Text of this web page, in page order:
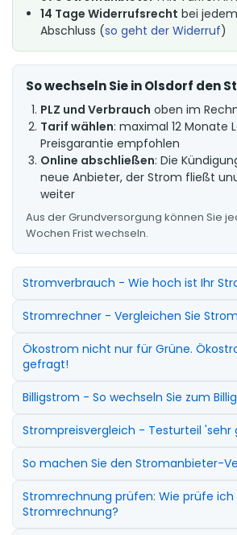
14 Tage Widerrufsrecht bei
Abschluss (so geht der Widerruf)
So wechseln Sie in Olsdorf den
PLZ und Verbrauch oben im
Tarif wählen: maximal 12 Monate
Preisgarantie empfohlen
Online abschließen: Die
neue Anbieter, der Strom fließt
weiter
Aus der Grundversorgung können Sie
Wochen Frist wechseln.
Stromverbrauch - Wie hoch ist Ihr
Stromrechner - Vergleichen Sie
Ökostrom nicht nur für Grüne.
gefragt!
Billigstrom - So wechseln Sie zum
Strompreisvergleich - Testurteil 'sehr
So machen Sie den Stromanbieter-
Stromrechnung prüfen: Wie prüfe
Stromrechnung?